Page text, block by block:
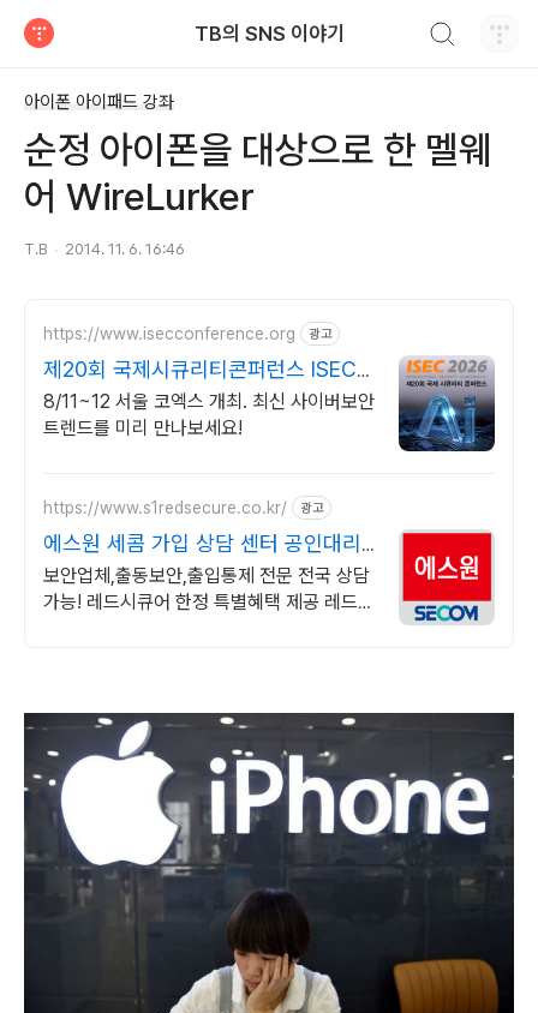
TB의 SNS 이야기
아이폰 아이패드 강좌
순정 아이폰을 대상으로 한 멜웨
어 WireLurker
T.B 2014. 11. 6. 16:46
https://www.isecconference.org 광고
제20회 국제시큐리티콘퍼런스 ISEC
2026
8/11~12 서울 코엑스 개최. 최신 사이버보안
트렌드를 미리 만나보세요!
https://www.s1redsecure.co.kr/ 광고
에스원 세콤 가입 상담 센터 공인대리
점 레드시큐어
보안업체,출동보안,출입통제 전문 전국 상담
가능! 레드시큐어 한정 특별혜택 제공 레드시